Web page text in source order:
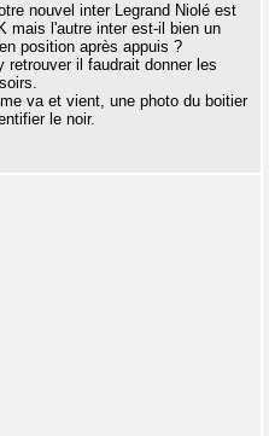
nouvel inter Legrand Niolé est
mais l'autre inter est-il bien un
position après appuis ?
retrouver il faudrait donner les
va et vient, une photo du boitier
le noir.